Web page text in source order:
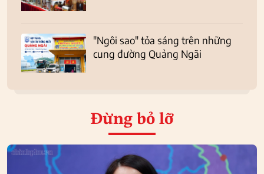
"Ngôi sao" tỏa sáng trên những
cung đường Quảng Ngãi
Đừng bỏ lỡ